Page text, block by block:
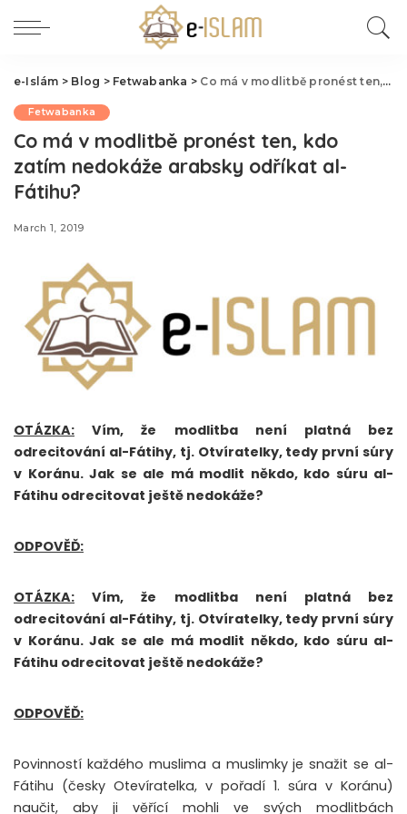
e-Islám > Blog > Fetwabanka > Co má v modlitbě pronést ten, kdo zatím nedokáže arabsky odříkat al-Fátihu?
Fetwabanka
Co má v modlitbě pronést ten, kdo
zatím nedokáže arabsky odříkat al-
Fátihu?
March 1, 2019
OTÁZKA: Vím, že modlitba není platná bez
odrecitování al-Fátihy, tj. Otvíratelky, tedy první súry
v Koránu. Jak se ale má modlit někdo, kdo súru al-
Fátihu odrecitovat ještě nedokáže?
ODPOVĚĎ:
OTÁZKA: Vím, že modlitba není platná bez
odrecitování al-Fátihy, tj. Otvíratelky, tedy první súry
v Koránu. Jak se ale má modlit někdo, kdo súru al-
Fátihu odrecitovat ještě nedokáže?
ODPOVĚĎ:
Povinností každého muslima a muslimky je snažit se al-
Fátihu (česky Otevíratelka, v pořadí 1. súra v Koránu)
naučit, aby ji věřící mohli ve svých modlitbách